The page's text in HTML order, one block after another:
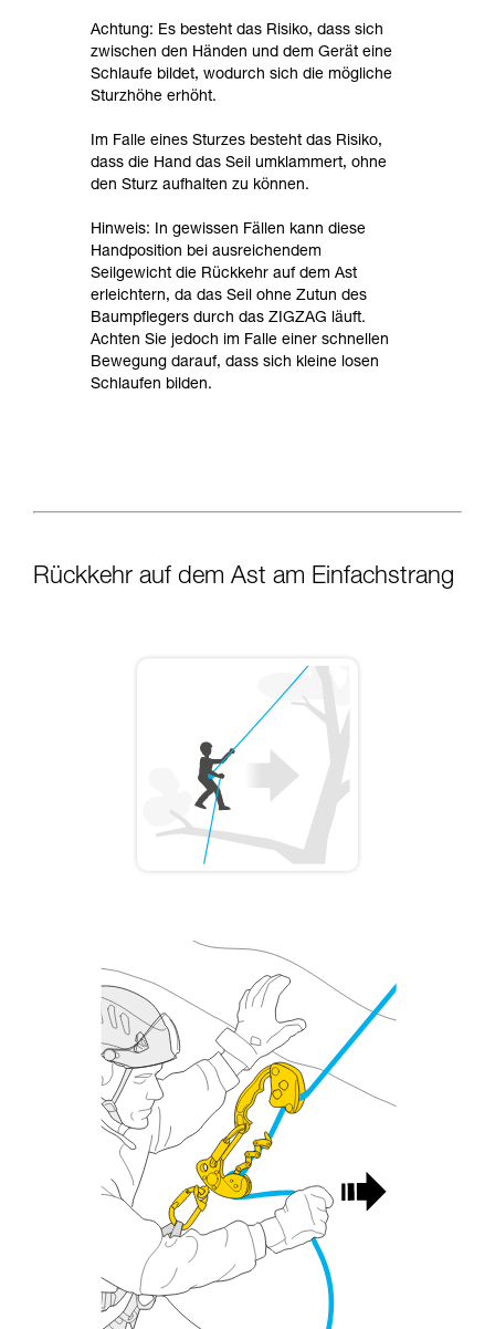
Achtung: Es besteht das Risiko, dass sich
zwischen den Händen und dem Gerät eine
Schlaufe bildet, wodurch sich die mögliche
Sturzhöhe erhöht.
Im Falle eines Sturzes besteht das Risiko,
dass die Hand das Seil umklammert, ohne
den Sturz aufhalten zu können.
Hinweis: In gewissen Fällen kann diese
Handposition bei ausreichendem
Seilgewicht die Rückkehr auf dem Ast
erleichtern, da das Seil ohne Zutun des
Baumpflegers durch das ZIGZAG läuft.
Achten Sie jedoch im Falle einer schnellen
Bewegung darauf, dass sich kleine losen
Schlaufen bilden.
Rückkehr auf dem Ast am Einfachstrang